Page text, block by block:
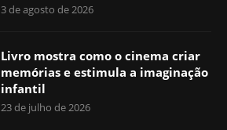
3 de agosto de 2026
Livro mostra como o cinema criar
memórias e estimula a imaginação
infantil
23 de julho de 2026